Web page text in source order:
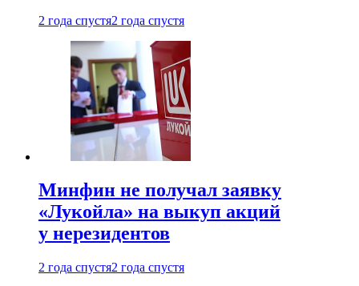
2 года спустя2 года спустя
Минфин не получал заявку
«Лукойла» на выкуп акций
у нерезидентов
2 года спустя2 года спустя